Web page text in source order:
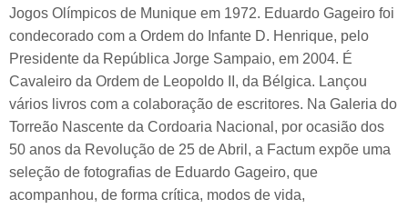
Jogos Olímpicos de Munique em 1972. Eduardo Gageiro foi
condecorado com a Ordem do Infante D. Henrique, pelo
Presidente da República Jorge Sampaio, em 2004. É
Cavaleiro da Ordem de Leopoldo II, da Bélgica. Lançou
vários livros com a colaboração de escritores. Na Galeria do
Torreão Nascente da Cordoaria Nacional, por ocasião dos
50 anos da Revolução de 25 de Abril, a Factum expõe uma
seleção de fotografias de Eduardo Gageiro, que
acompanhou, de forma crítica, modos de vida,